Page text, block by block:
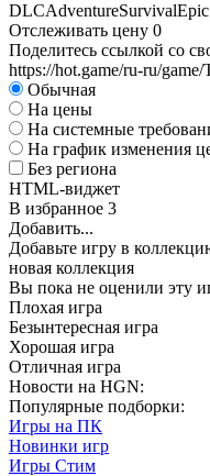
DLCAdventureSurvival
Отслеживать цену 0
Поделитесь ссылкой со
https://hot.game/ru-ru/
Обычная
На цены
На системные
На график изменения
Без региона
HTML-виджет
В избранное 3
Добавить...
Добавьте игру в
новая коллекция
Вы пока не оценили эту
Плохая игра
Безынтересная игра
Хорошая игра
Отличная игра
Новости на HGN:
Популярные подборки:
Игры на ПК
Новинки игр
Игры Стим